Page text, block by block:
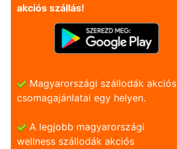
akciós szállás!
Magyarországi szállodák akciós
csomagajánlatai egy helyen.
A legjobb magyarországi
wellness szállodák akciós